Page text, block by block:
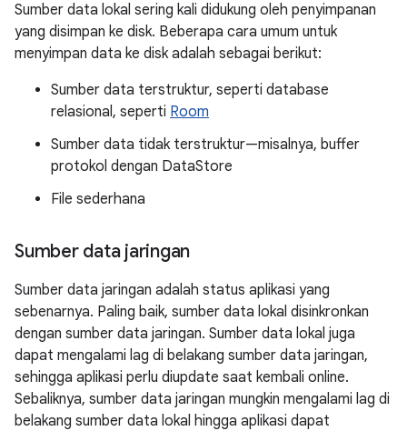
Sumber data lokal sering kali didukung oleh penyimpanan
yang disimpan ke disk. Beberapa cara umum untuk
menyimpan data ke disk adalah sebagai berikut:
Sumber data terstruktur, seperti database
relasional, seperti Room
Sumber data tidak terstruktur—misalnya, buffer
protokol dengan DataStore
File sederhana
Sumber data jaringan
Sumber data jaringan adalah status aplikasi yang
sebenarnya. Paling baik, sumber data lokal disinkronkan
dengan sumber data jaringan. Sumber data lokal juga
dapat mengalami lag di belakang sumber data jaringan,
sehingga aplikasi perlu diupdate saat kembali online.
Sebaliknya, sumber data jaringan mungkin mengalami lag di
belakang sumber data lokal hingga aplikasi dapat